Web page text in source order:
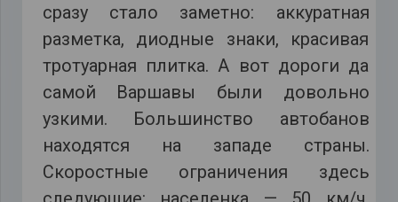
сразу стало заметно: аккуратная
разметка, диодные знаки, красивая
тротуарная плитка. А вот дороги да
самой Варшавы были довольно
узкими. Большинство автобанов
находятся на западе страны.
Скоростные ограничения здесь